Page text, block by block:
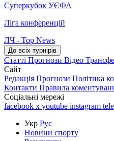
Суперкубок УЄФА
Ліга конференцій
ЛЧ - Top News
До всіх турнірів
Статті Прогнози Відео
Сайт
Редакція Прогнози Політика
Контакти Правила
Соціальні мережі
facebook x youtube instagram
Укр Рус
Новини спорту